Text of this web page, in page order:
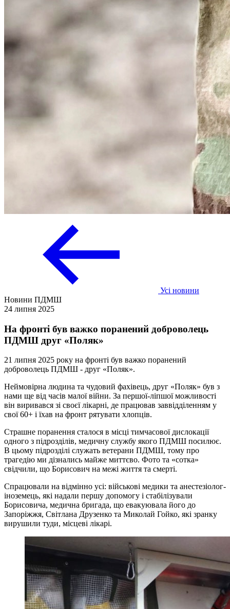
Усі новини
Новини ПДМШ
24 липня 2025
На фронті був важко поранений доброволець
ПДМШ друг «Поляк»
21 липня 2025 року на фронті був важко поранений
доброволець ПДМШ - друг «Поляк».
Неймовірна людина та чудовий фахівець, друг «Поляк» був з
нами ще від часів малої війни. За першої-ліпшої можливості
він виривався зі своєї лікарні, де працював заввідділенням у
свої 60+ і їхав на фронт рятувати хлопців.
Страшне поранення сталося в місці тимчасової дислокації
одного з підрозділів, медичну службу якого ПДМШ посилює.
В цьому підрозділі служать ветерани ПДМШ, тому про
трагедію ми дізнались майже миттєво. Фото та «сотка»
свідчили, що Борисович на межі життя та смерті.
Спрацювали на відмінно усі: військові медики та анестезіолог-
іноземець, які надали першу допомогу і стабілізували
Борисовича, медична бригада, що евакуювала його до
Запоріжжя, Світлана Друзенко та Миколай Гойко, які зранку
вирушили туди, місцеві лікарі.